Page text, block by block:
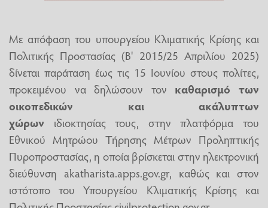
Με απόφαση του υπουργείου Κλιματικής Κρίσης και
Πολιτικής Προστασίας (Β' 2015/25 Απριλίου 2025)
δίνεται παράταση έως τις 15 Ιουνίου στους πολίτες,
προκειμένου να δηλώσουν τον καθαρισμό των
οικοπεδικών και ακάλυπτων
χώρων ιδιοκτησίας τους, στην πλατφόρμα του
Εθνικού Μητρώου Τήρησης Μέτρων Προληπτικής
Πυροπροστασίας, η οποία βρίσκεται στην ηλεκτρονική
διεύθυνση akatharista.apps.gov.gr, καθώς και στον
ιστότοπο του Υπουργείου Κλιματικής Κρίσης και